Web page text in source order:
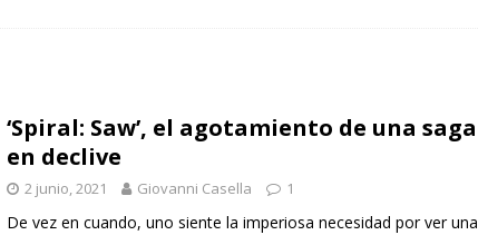
‘Spiral: Saw’, el agotamiento de una saga
en declive
2 junio, 2021 Giovanni Casella 1
De vez en cuando, uno siente la imperiosa necesidad por ver una